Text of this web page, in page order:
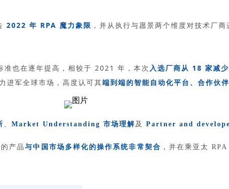
2022 年 RPA 魔力象限 ，并从执行与愿景两个维度对技术厂
也在逐年提高，相较于 2021 年，本次 入选厂商从 18 家减
进军全球市场，高度认可其端到端的智能自动化平台、合作伙
Market Understanding 市场理解及 Partner and
产品与中国市场多样化的操作系统非常契合 ，并在乘亚太